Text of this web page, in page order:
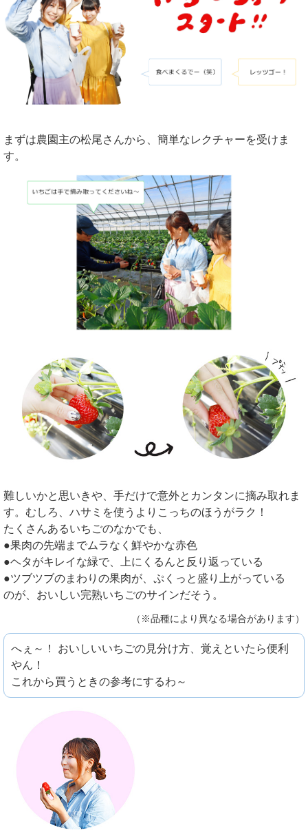
まずは農園主の松尾さんから、簡単なレクチャーを受けま
す。
難しいかと思いきや、手だけで意外とカンタンに摘み取れま
す。むしろ、ハサミを使うよりこっちのほうがラク！
たくさんあるいちごのなかでも、
●果肉の先端までムラなく鮮やかな赤色
●ヘタがキレイな緑で、上にくるんと反り返っている
●ツブツブのまわりの果肉が、ぷくっと盛り上がっている
のが、おいしい完熟いちごのサインだそう。
（※品種により異なる場合があります）
へぇ～！ おいしいいちごの見分け方、覚えといたら便利
やん！
これから買うときの参考にするわ～